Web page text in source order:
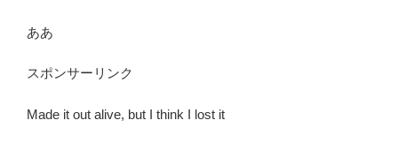
ああ
スポンサーリンク
Made it out alive, but I think I lost it